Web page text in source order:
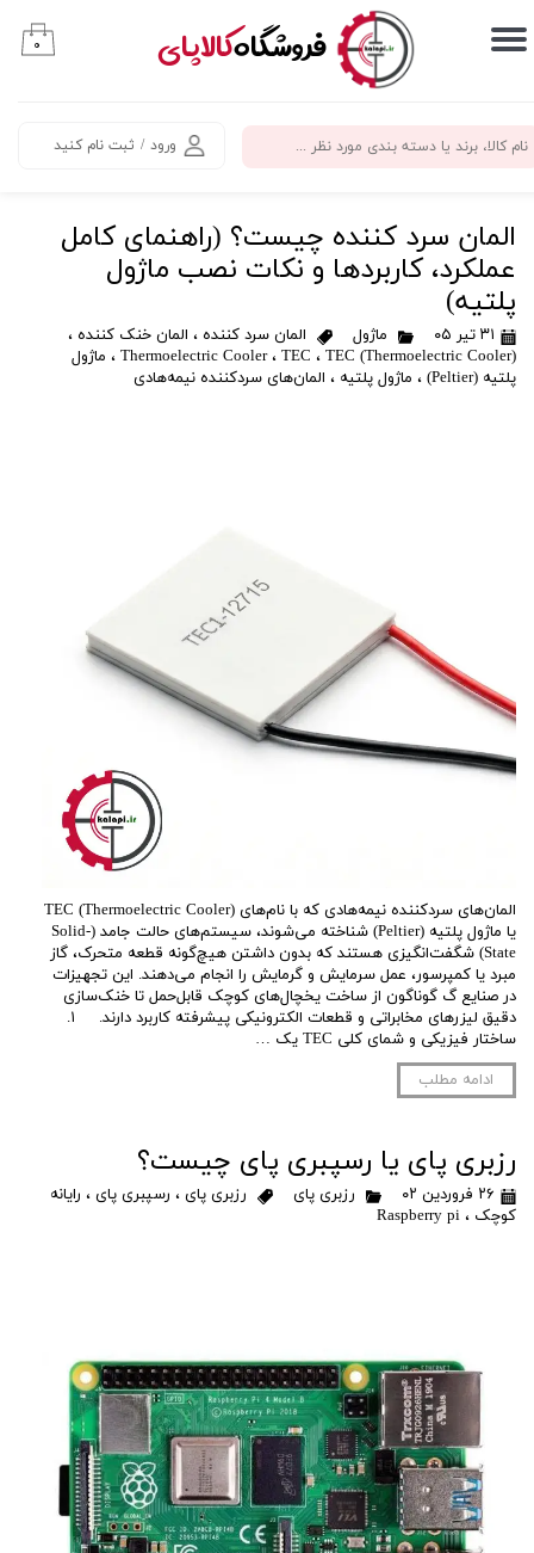
​فروشگاهکالاپای
ورود / ثبت نام کنید
حساب کاربری من
سفارشات
۰
المان سرد کننده چیست؟ (راهنمای کامل
عملکرد، کاربردها و نکات نصب ماژول
پلتیه)
۳۱ تیر ۰۵ ماژول المان سرد کننده ، المان خنک کننده ،
Thermoelectric Cooler، TEC ، TEC (Thermoelectric Cooler) ، ماژول
پلتیه (Peltier)
، ماژول پلتیه ، المان‌های سردکننده نیمه‌هادی
المان‌های سردکننده نیمه‌هادی که با نام‌های TEC (Thermoelectric Cooler)
یا ماژول پلتیه (Peltier) شناخته می‌شوند، سیستم‌های حالت جامد (Solid-
State) شگفت‌انگیزی هستند که بدون داشتن هیچ‌گونه قطعه متحرک، گاز
مبرد یا کمپرسور، عمل سرمایش و گرمایش را انجام می‌دهند. این تجهیزات
در صنایع گ گوناگون از ساخت یخچال‌های کوچک قابل‌حمل تا خنک‌سازی
دقیق لیزرهای مخابراتی و قطعات الکترونیکی پیشرفته کاربرد دارند. ۱.
ساختار فیزیکی و شمای کلی TEC یک …
ادامه مطلب
رزبری پای یا رسپبری پای چیست؟
۲۶ فروردین ۰۲ رزبری پای رزبری پای ، رسپبری پای ، رایانه
کوچک ، Raspberry pi